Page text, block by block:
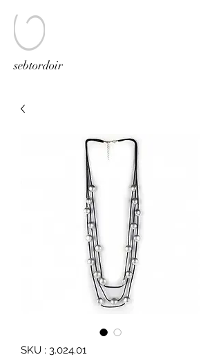
sebtordoir
SKU : 3.024.01